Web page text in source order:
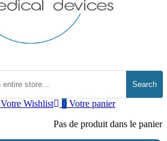
Search
0 Votre panier
Pas de produit dans le panier
Votre Wishlist